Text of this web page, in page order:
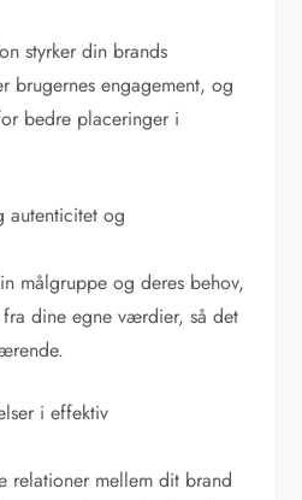
styrker din brands
engagement, og
bedre placeringer i
autenticitet og
målgruppe og deres behov,
dine egne værdier, så det
i effektiv
relationer mellem dit brand